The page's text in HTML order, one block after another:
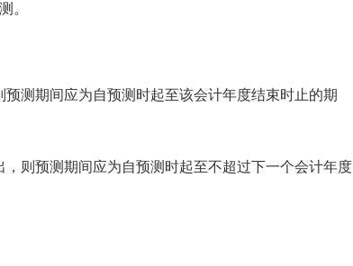
。
期间应为自预测时起至该会计年度结束时止的期
则预测期间应为自预测时起至不超过下一个会计年度